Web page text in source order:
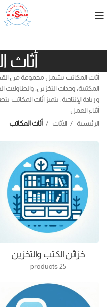
أثاث
أثاث المكاتب يشمل مجموعة من
المكتبية، وحدات التخزين،
وزيادة الإنتاجية. يتميز أثاث المكاتب
أثناء العمل
الرئيسية
الأثاث أثاث المكاتب
خزائن الكتب والتخزين
25 products